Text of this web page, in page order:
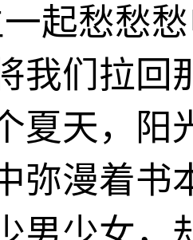
起愁愁
我们拉回
夏天，阳
弥漫着书